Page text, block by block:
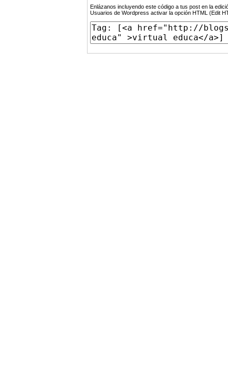
Enlázanos incluyendo este código a tus post en la
Usuarios de Wordpress activar la opción HTML (Edit